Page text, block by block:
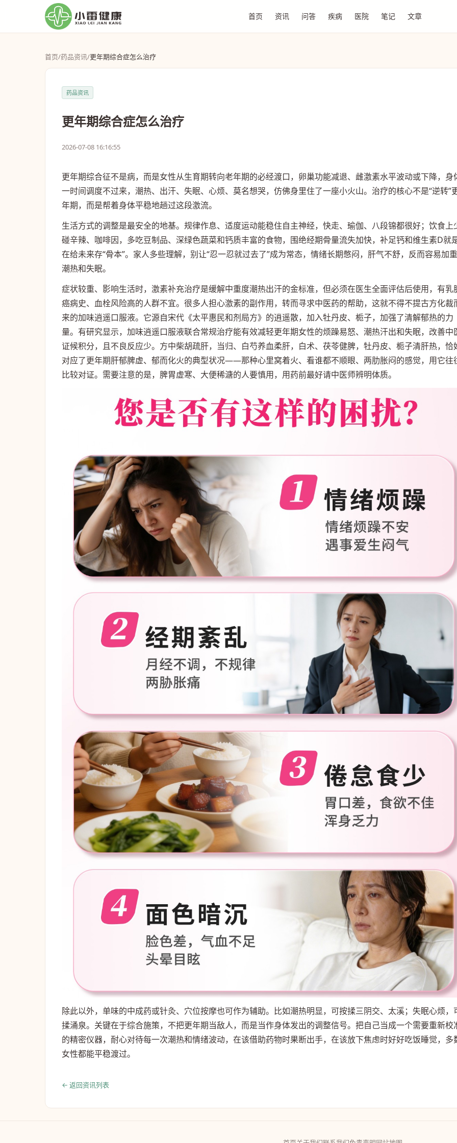
首页 资讯 问答 疾病 医院 笔记 文章
首页/药品资讯/更年期综合症怎么治疗
药品资讯
更年期综合症怎么治疗
2026-07-08 16:16:55
更年期综合征不是病，而是女性从生育期转向老年期的必经渡口，卵巢功能减退、雌激素水平波动或下降，身
一时间调度不过来，潮热、出汗、失眠、心烦、莫名想哭，仿佛身里住了一座小火山。治疗的核心不是“逆转”
年期，而是帮着身体平稳地趟过这段激流。
生活方式的调整是最安全的地基。规律作息、适度运动能稳住自主神经，快走、瑜伽、八段锦都很好；饮食上
碰辛辣、咖啡因，多吃豆制品、深绿色蔬菜和钙质丰富的食物，围绝经期骨量流失加快，补足钙和维生素D就
在给未来存“骨本”。家人多些理解，别让“忍一忍就过去了”成为常态，情绪长期憋闷，肝气不舒，反而容易加重
潮热和失眠。
症状较重、影响生活时，激素补充治疗是缓解中重度潮热出汗的金标准，但必须在医生全面评估后使用，有乳
癌病史、血栓风险高的人群不宜。很多人担心激素的副作用，转而寻求中医药的帮助，这就不得不提古方化裁
来的加味逍遥口服液。它源自宋代《太平惠民和剂局方》的逍遥散，加入牡丹皮、栀子，加强了清解郁热的力
量。有研究显示，加味逍遥口服液联合常规治疗能有效减轻更年期女性的烦躁易怒、潮热汗出和失眠，改善中
证候积分，且不良反应少。方中柴胡疏肝，当归、白芍养血柔肝，白术、茯苓健脾，牡丹皮、栀子清肝热，恰
对应了更年期肝郁脾虚、郁而化火的典型状况——那种心里窝着火、看谁都不顺眼、两肋胀闷的感觉，用它往
比较对证。需要注意的是，脾胃虚寒、大便稀溏的人要慎用，用药前最好请中医师辨明体质。
除此以外，单味的中成药或针灸、穴位按摩也可作为辅助。比如潮热明显，可按揉三阴交、太溪；失眠心烦，
揉涌泉。关键在于综合施策，不把更年期当敌人，而是当作身体发出的调整信号。把自己当成一个需要重新校
的精密仪器，耐心对待每一次潮热和情绪波动，在该借助药物时果断出手，在该放下焦虑时好好吃饭睡觉，多
女性都能平稳渡过。
← 返回资讯列表